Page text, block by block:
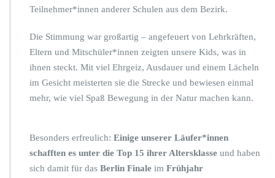
g
C
o
s
s
l
i
m
Teilnehmer*innen anderer Schulen aus dem Bezirk.
Die Stimmung war großartig – angefeuert von Lehrkräften,
Eltern und Mitschüler*innen zeigten unsere Kids, was in
ihnen steckt. Mit viel Ehrgeiz, Ausdauer und einem Lächeln
im Gesicht meisterten sie die Strecke und bewiesen einmal
mehr, wie viel Spaß Bewegung in der Natur machen kann.
Besonders erfreulich: Einige unserer Läufer*innen
schafften es unter die Top 15 ihrer Altersklasse und haben
sich damit für das Berlin Finale im Frühjahr